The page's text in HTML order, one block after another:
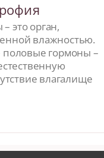
это орган,
влажностью.
половые гормоны –
влагалище